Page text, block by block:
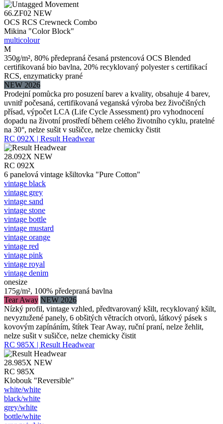
66.ZF02 NEW
OCS RCS Crewneck Combo
Mikina "Color Block"
multicolour
M
350g/m², 80% předepraná česaná prstencová OCS Blended
certifikovaná bio bavlna, 20% recyklovaný polyester s certifikací
RCS, enzymaticky prané
NEW 2026
Prodejní pomůcka pro posuzení barev a kvality, obsahuje 4 barev,
uvnitř počesaná, certifikovaná veganská výroba bez živočišných
přísad, výpočet LCA (Life Cycle Assessment) pro vyhodnocení
dopadu na životní prostředí během celého životního cyklu, pratelné
na 30°, nelze sušit v sušičce, nelze chemicky čistit
RC 092X | Result Headwear
28.092X NEW
RC 092X
6 panelová vintage kšiltovka "Pure Cotton"
vintage black
vintage grey
vintage sand
vintage stone
vintage bottle
vintage mustard
vintage orange
vintage red
vintage pink
vintage royal
vintage denim
onesize
175g/m², 100% předepraná bavlna
Tear Away NEW 2026
Nízký profil, vintage vzhled, předtvarovaný kšilt, recyklovaný kšilt,
nevyztužené panely, 6 obšitých větracích otvorů, látkový pásek s
kovovým zapínáním, štítek Tear Away, ruční praní, nelze žehlit,
nelze sušit v sušičce, nelze chemicky čistit
RC 985X | Result Headwear
28.985X NEW
RC 985X
Klobouk "Reversible"
white/​white
black/​white
grey/​white
bottle/​white